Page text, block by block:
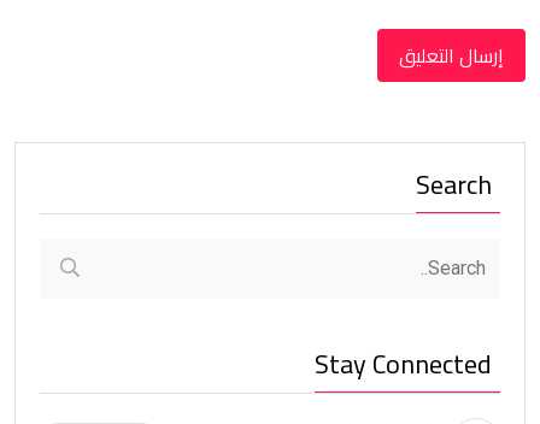
Search
Stay Connected